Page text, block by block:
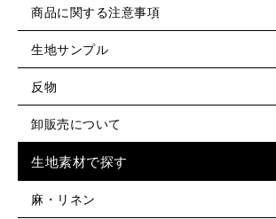
商品に関する注意事項
生地サンプル
反物
卸販売について
生地素材で探す
麻・リネン